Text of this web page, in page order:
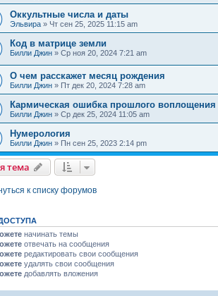
Оккультные числа и даты
Эльвира » Чт сен 25, 2025 11:15 am
Код в матрице земли
Билли Джин » Ср ноя 20, 2024 7:21 am
О чем расскажет месяц рождения
Билли Джин » Пт дек 20, 2024 7:28 am
Кармическая ошибка прошлого воплощения
Билли Джин » Ср дек 25, 2024 11:05 am
Нумерология
Билли Джин » Пн сен 25, 2023 2:14 pm
тема
к списку форумов
начинать темы
отвечать на сообщения
редактировать свои сообщения
удалять свои сообщения
добавлять вложения